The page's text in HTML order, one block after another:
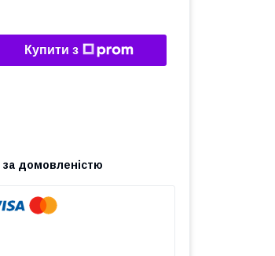
Купити з
за домовленістю